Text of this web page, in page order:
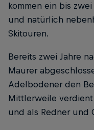
kommen ein bis
und natürlich
Skitouren.
Bereits zwei Jahre
Maurer
Adelbodener den
Mittlerweile
und als Redner und